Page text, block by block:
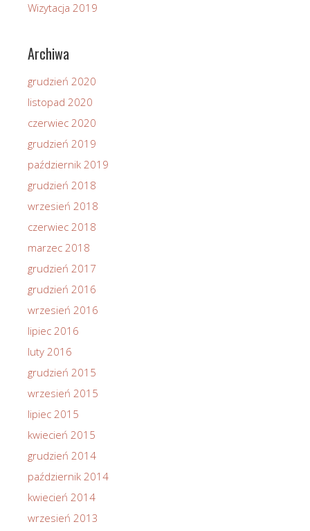
Wizytacja 2019
Archiwa
grudzień 2020
listopad 2020
czerwiec 2020
grudzień 2019
październik 2019
grudzień 2018
wrzesień 2018
czerwiec 2018
marzec 2018
grudzień 2017
grudzień 2016
wrzesień 2016
lipiec 2016
luty 2016
grudzień 2015
wrzesień 2015
lipiec 2015
kwiecień 2015
grudzień 2014
październik 2014
kwiecień 2014
wrzesień 2013